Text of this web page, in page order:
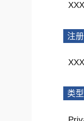
XXX
注
类